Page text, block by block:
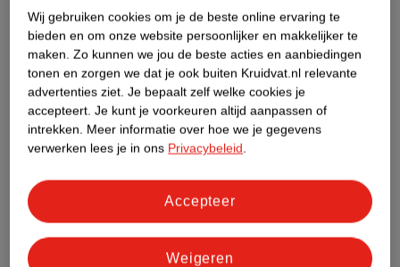
Productinformatie
Etiketinformatie
Nature Impact Score
Dit product heeft (nog) geen Nature
Meer informatie
Bestel & Bezorginformatie
Wij gebruiken cookies om je de beste online ervaring te
bieden en om onze website persoonlijker en makkelijker te
maken. Zo kunnen we jou de beste acties en aanbiedingen
tonen en zorgen we dat je ook buiten Kruidvat.nl relevante
advertenties ziet. Je bepaalt zelf welke cookies je
accepteert. Je kunt je voorkeuren altijd aanpassen of
intrekken. Meer informatie over hoe we je gegevens
verwerken lees je in ons Privacybeleid.
Weigeren
Accepteer